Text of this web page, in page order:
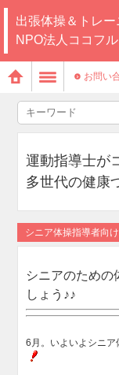
出張体操＆トレー
NPO法人ココフル
お問い
運動指導士が
多世代の健康
シニア体操指導者向
シニアのための
しょう♪♪
6月。いよいよシニ